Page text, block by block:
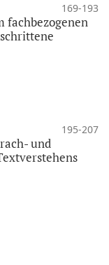
169-193
fachbezogenen
195-207
und